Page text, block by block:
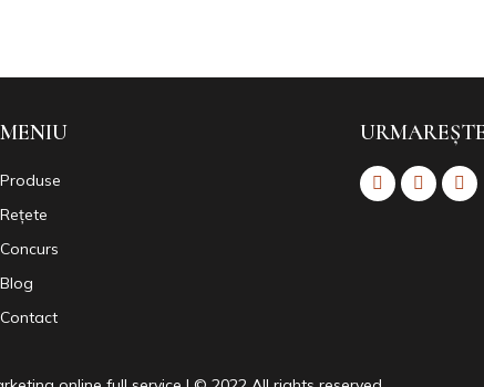
MENIU
Produse
Rețete
Concurs
Blog
Contact